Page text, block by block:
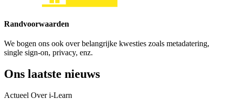
Randvoorwaarden
We bogen ons ook over belangrijke kwesties zoals metadatering,
single sign-on, privacy, enz.
Ons laatste nieuws
Actueel Over i-Learn